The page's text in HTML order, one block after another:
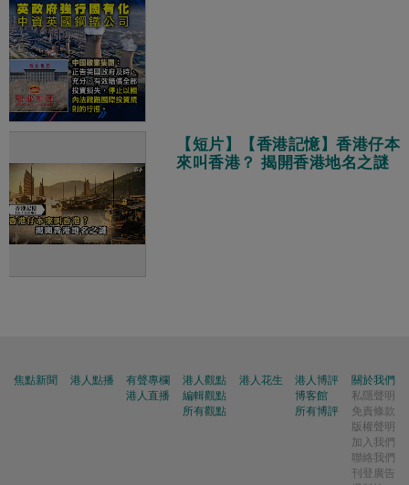
【短片】【香港記憶】香港仔本
來叫香港？ 揭開香港地名之謎
焦點新聞 港人點播
有聲專欄
港人直播
港人觀點
編輯觀點
所有觀點
港人花生
港人博評
博客館
所有博評
關於我們
私隱聲明
免責條款
版權聲明
加入我們
聯絡我們
刊登廣告